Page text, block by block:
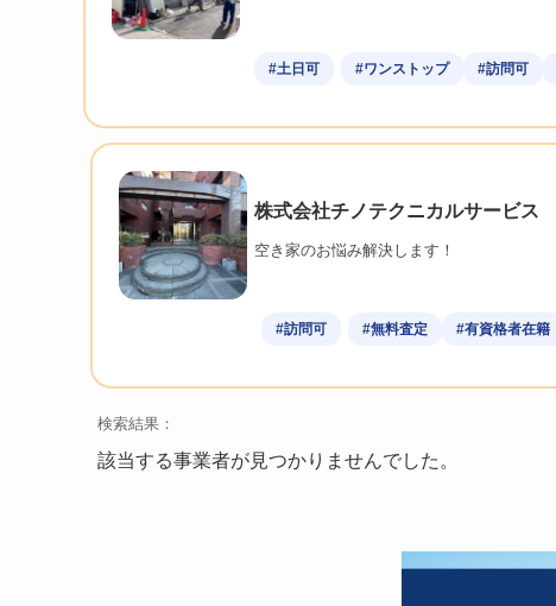
#土日可 #ワンストップ #訪問可
株式会社チノテクニカルサービス
空き家のお悩み解決します！
#訪問可 #無料査定 #有資格者在籍
検索結果：
該当する事業者が見つかりませんでした。